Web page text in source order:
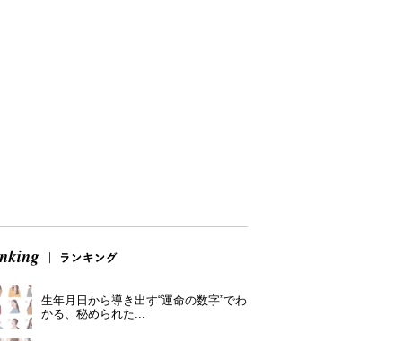
生年月日から導き出す“運命の数字”でわ
かる、秘められた...